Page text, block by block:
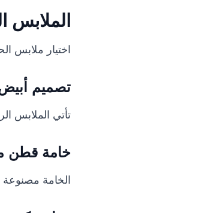
الملابس
اختيار ملابس
تصميم
تأتي الملابس
خامة قطن
الخامة مصنوعة من قطن 100% لضمان الراحة طوال